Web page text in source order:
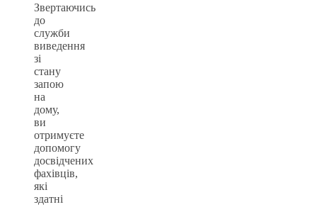
Звертаючись
до
служби
виведення
зі
стану
запою
на
дому,
ви
отримуєте
допомогу
досвідчених
фахівців,
які
здатні